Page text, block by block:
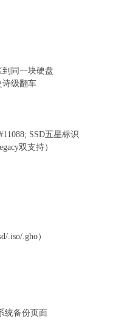
同一块硬盘
诗级翻车
SSD五星标识
双支持）
.iso/.gho）
统备份页面